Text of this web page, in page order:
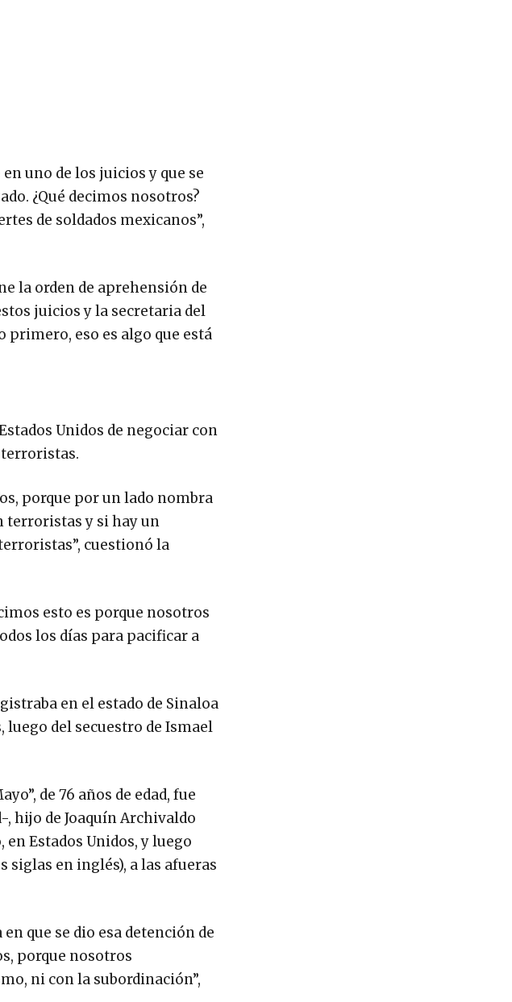
uno de los juicios y que se
¿Qué decimos nosotros?
de soldados mexicanos”,
la orden de aprehensión de
juicios y la secretaria del
primero, eso es algo que está
Unidos de negociar con
porque por un lado nombra
terroristas y si hay un
cuestionó la
esto es porque nosotros
los días para pacificar a
en el estado de Sinaloa
luego del secuestro de Ismael
de 76 años de edad, fue
, hijo de Joaquín Archivaldo
en Estados Unidos, y luego
siglas en inglés), a las afueras
que se dio esa detención de
porque nosotros
ni con la subordinación”,